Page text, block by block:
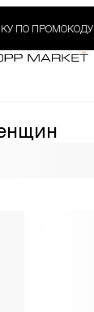
ПО ПРОМОКОДУ